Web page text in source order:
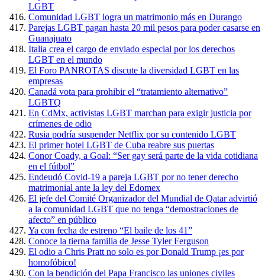
LGBT
Comunidad LGBT logra un matrimonio más en Durango
Parejas LGBT pagan hasta 20 mil pesos para poder casarse en
Guanajuato
Italia crea el cargo de enviado especial por los derechos
LGBT en el mundo
El Foro PANROTAS discute la diversidad LGBT en las
empresas
Canadá vota para prohibir el “tratamiento alternativo”
LGBTQ
En CdMx, activistas LGBT marchan para exigir justicia por
crímenes de odio
Rusia podría suspender Netflix por su contenido LGBT
El primer hotel LGBT de Cuba reabre sus puertas
Conor Coady, a Goal: “Ser gay será parte de la vida cotidiana
en el fútbol”
Endeudó Covid-19 a pareja LGBT por no tener derecho
matrimonial ante la ley del Edomex
El jefe del Comité Organizador del Mundial de Qatar advirtió
a la comunidad LGBT que no tenga “demostraciones de
afecto” en público
Ya con fecha de estreno “El baile de los 41”
Conoce la tierna familia de Jesse Tyler Ferguson
El odio a Chris Pratt no solo es por Donald Trump ¡es por
homofóbico!
Con la bendición del Papa Francisco las uniones civiles